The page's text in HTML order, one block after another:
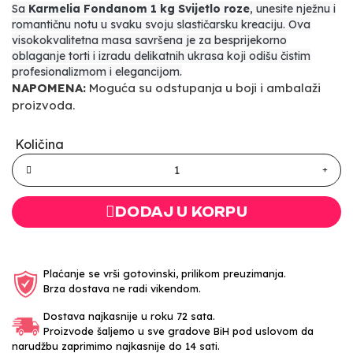
Sa Karmelia Fondanom 1 kg Svijetlo roze, unesite nježnu i
romantičnu notu u svaku svoju slastičarsku kreaciju. Ova
visokokvalitetna masa savršena je za besprijekorno
oblaganje torti i izradu delikatnih ukrasa koji odišu čistim
profesionalizmom i elegancijom.
NAPOMENA: Moguća su odstupanja u boji i ambalaži
proizvoda.
Količina
DODAJ U KORPU
Plaćanje se vrši gotovinski, prilikom preuzimanja.
Brza dostava ne radi vikendom.
Dostava najkasnije u roku 72 sata.
Proizvode šaljemo u sve gradove BiH pod uslovom da
narudžbu zaprimimo najkasnije do 14 sati.